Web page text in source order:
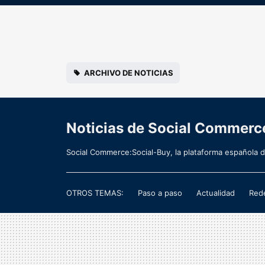
ARCHIVO DE NOTICIAS
Noticias de Social
Social Commerce:Social-Buy, la plataforma
OTROS TEMAS: Paso a paso Actualidad